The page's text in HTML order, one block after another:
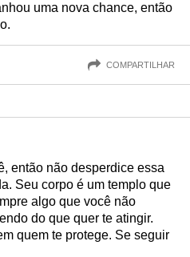
uma nova chance, então
COMPARTILHAR
então não desperdice essa
Seu corpo é um templo que
algo que você não
do que quer te atingir.
quem te protege. Se seguir